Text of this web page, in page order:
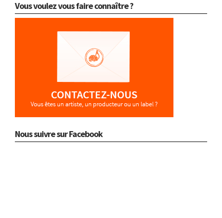
Vous voulez vous faire connaître ?
Nous suivre sur Facebook